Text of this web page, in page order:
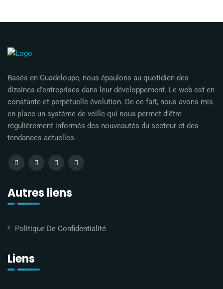
Basés en Guadeloupe, nous épaulons au quotidien des
dizaines d’entreprises dans leur développement. Le web est en
constante et perpétuelle évolution. De ce fait, nous avons mis
en place un système de veille qui nous permet d’être
régulièrement informés des nouveautés du secteur et des
tendances actuelles.
Autres liens
Politique De Confidentialité
Liens